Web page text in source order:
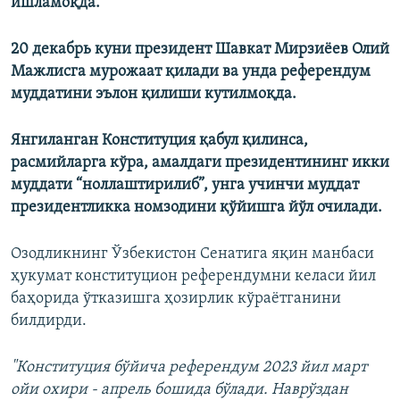
ишламоқда.
20 декабрь куни президент Шавкат Мирзиёев Олий
Мажлисга мурожаат қилади ва унда референдум
муддатини эълон қилиши кутилмоқда.
Янгиланган Конституция қабул қилинса,
расмийларга кўра, амалдаги президентининг икки
муддати “ноллаштирилиб”, унга учинчи муддат
президентликка номзодини қўйишга йўл очилади.
Озодликнинг Ўзбекистон Сенатига яқин манбаси
ҳукумат конституцион референдумни келаси йил
баҳорида ўтказишга ҳозирлик кўраётганини
билдирди.
"Конституция бўйича референдум 2023 йил март
ойи охири - апрель бошида бўлади. Наврўздан